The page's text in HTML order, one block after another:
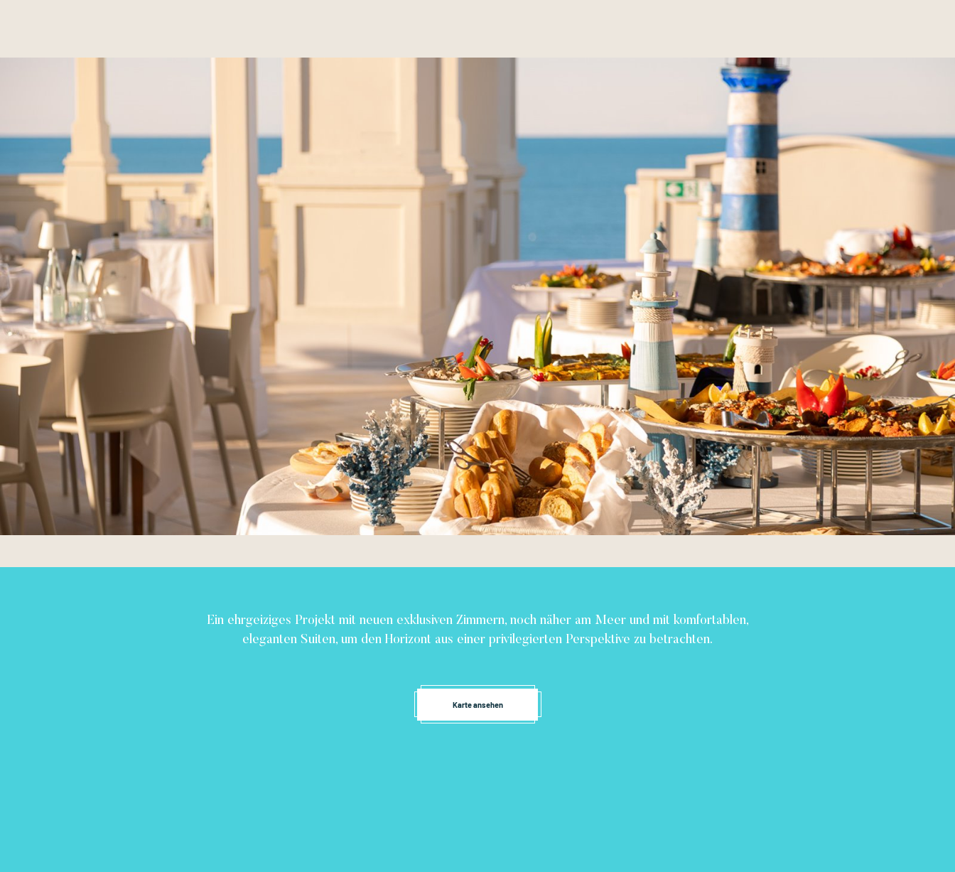
Ein ehrgeiziges Projekt mit neuen exklusiven Zimmern, noch näher am Meer und mit komfortablen,
eleganten Suiten, um den Horizont aus einer privilegierten Perspektive zu betrachten.
Karte ansehen